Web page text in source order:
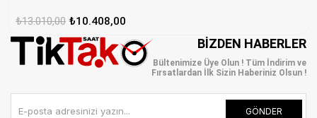
₺10.408,00
₺13.010,00
BIZDEN HABERLER
Bültenimize Üye Olun ! Tüm İndirim ve
Fırsatlardan İlk Sizin Haberiniz Olsun !
GÖNDER